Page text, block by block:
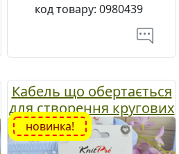
код товару: 0980439
Кабель що обертається
для створення кругових
спиць довжиною 80 см.
KnitPro 10574 чорний
новинка!